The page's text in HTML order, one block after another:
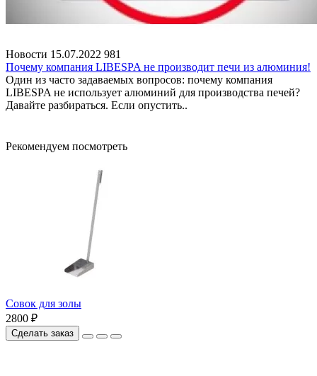
Новости 15.07.2022 981
Почему компания LIBESPA не производит печи из алюминия!
Один из часто задаваемых вопросов: почему компания
LIBESPA не использует алюминий для производства печей?
Давайте разбираться. Если опустить..
Рекомендуем посмотреть
Совок для золы
2800 ₽
Сделать заказ